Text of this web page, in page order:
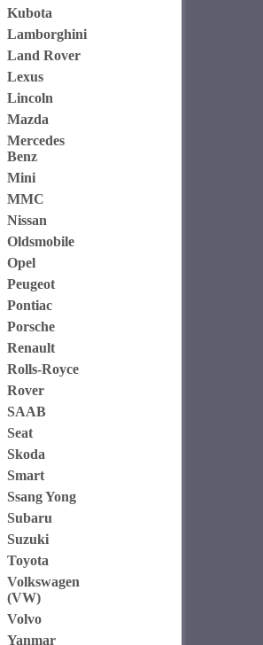
Kubota
Lamborghini
Land Rover
Lexus
Lincoln
Mazda
Mercedes
Benz
Mini
MMC
Nissan
Oldsmobile
Opel
Peugeot
Pontiac
Porsche
Renault
Rolls-Royce
Rover
SAAB
Seat
Skoda
Smart
Ssang Yong
Subaru
Suzuki
Toyota
Volkswagen
(VW)
Volvo
Yanmar